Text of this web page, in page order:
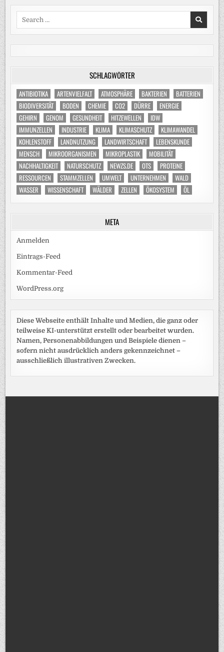
Search
SCHLAGWÖRTER
ANTIBIOTIKA ARTENVIELFALT ATMOSPHÄRE BAKTERIEN
BATTERIEN
BIODIVERSITÄT
BODEN CHEMIE CO2 DÜRRE
ENERGIE
GEHIRN
GENOM GESUNDHEIT HITZEWELLEN
IDW
IMMUNZELLEN
INDUSTRIE KLIMA KLIMASCHUTZ
KLIMAWANDEL
KOHLENSTOFF
LANDNUTZUNG LANDWIRTSCHAFT
LEBENSKUNDE
MENSCH
MIKROORGANISMEN MIKROPLASTIK
MOBILITÄT
NACHHALTIGKEIT
NATURSCHUTZ NEWZS.DE OTS
PROTEINE
RESSOURCEN
STAMMZELLEN UMWELT UNTERNEHMEN
WALD
WASSER
WISSENSCHAFT WÄLDER ZELLEN ÖKOSYSTEM ÖL
META
Anmelden
Eintrags-Feed
Kommentar-Feed
WordPress.org
Diese Webseite enthält Inhalte und Medien, die ganz oder
teilweise KI-unterstützt erstellt oder bearbeitet wurden.
Namen, Personenabbildungen und Beispiele dienen –
sofern nicht ausdrücklich anders gekennzeichnet –
ausschließlich illustrativen Zwecken.